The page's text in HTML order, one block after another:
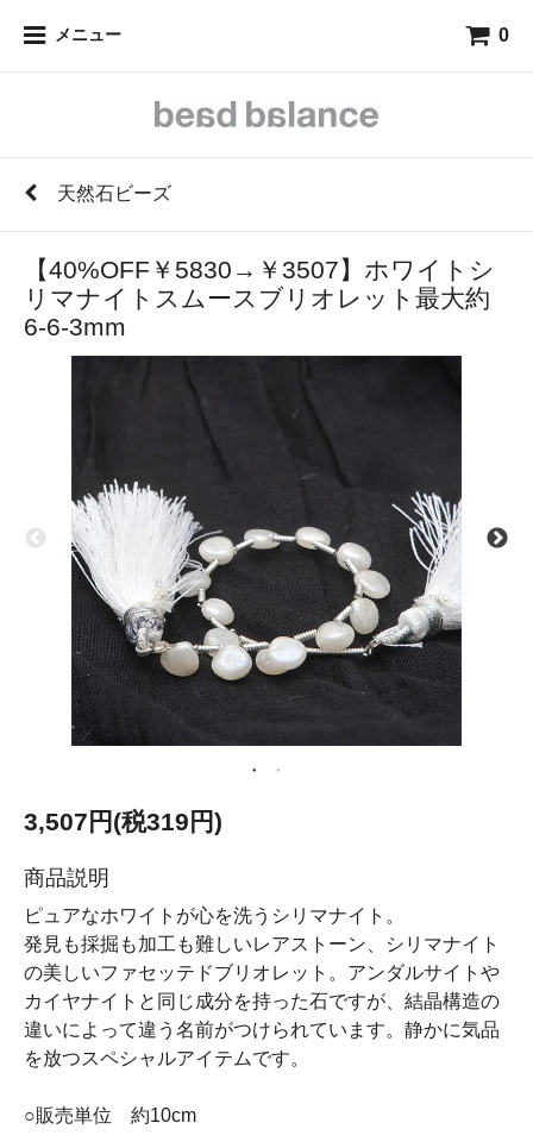
メニュー 0
天然石ビーズ
【40%OFF￥5830→￥3507】ホワイトシ
リマナイトスムースブリオレット最大約
6-6-3mm
3,507円(税319円)
商品説明
ピュアなホワイトが心を洗うシリマナイト。
発見も採掘も加工も難しいレアストーン、シリマナイト
の美しいファセッテドブリオレット。アンダルサイトや
カイヤナイトと同じ成分を持った石ですが、結晶構造の
違いによって違う名前がつけられています。静かに気品
を放つスペシャルアイテムです。
○販売単位 約10cm